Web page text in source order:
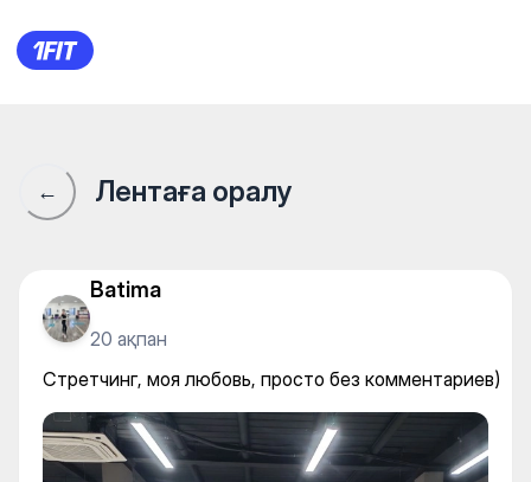
Стретчинг, моя любовь,
← Лентаға оралу
Batima
20 ақпан
Стретчинг, моя любовь, просто без комментариев)